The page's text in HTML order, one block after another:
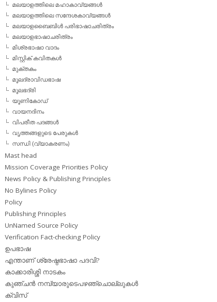
മലയാളത്തിലെ മഹാകാവ്യങ്ങള്‍
മലയാളത്തിലെ സന്ദേശകാവ്യങ്ങള്‍
മലയാളബൈബിള്‍ പരിഭാഷാചരിത്രം
മലയാളഭാഷാചരിത്രം
മിശ്രഭാഷാ വാദം
മിസ്റ്റിക് കവിതകള്‍
മുക്തകം
മൂലദ്രാവിഡഭാഷ
മൂലഭദ്രി
യൂണികോഡ്
വായനദിനം
വിപരീത പദങ്ങള്‍
വൃത്തങ്ങളുടെ പേരുകള്‍
സന്ധി (വ്യാകരണം)
Mast head
Mission Coverage Priorities Policy
News Policy & Publishing Principles
No Bylines Policy
Policy
Publishing Principles
UnNamed Source Policy
Verification Fact-checking Policy
ഉപഭാഷ
എന്താണ് ശ്രേഷ്ഠഭാഷാ പദവി?
കാക്കാരിശ്ശി നാടകം
കുഞ്ചന്‍ നമ്പ്യാരുടെപഴഞ്ചൊല്ലുകള്‍
ക്വിസ്